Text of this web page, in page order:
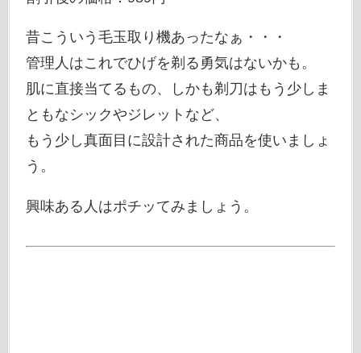
昔こういう毛玉取り機あったなぁ・・・
管理人はこれでひげを剃る勇気はないかも。
肌に直接当てるもの、しかも剃刀はもう少しま
ともなシックやジレットなど、
もう少し真面目に設計された商品を使いましょ
う。
興味ある人はポチッてみましょう。